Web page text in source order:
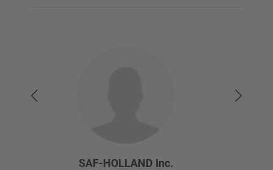
SAF-HOLLAND Inc.